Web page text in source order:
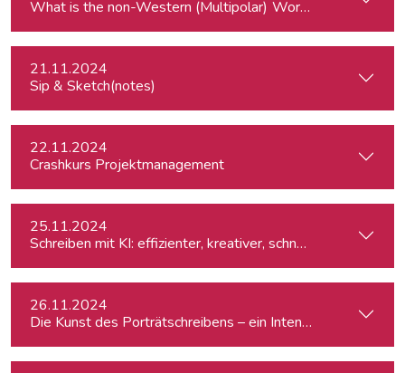
What is
21.11.2024
Sip & Sketch(notes)
22.11.2024
Crashkurs Projektmanagement
25.11.2024
Schreiben mit KI: effizienter, kreativer, schneller
26.11.2024
Die Kunst des Porträtschreibens – ein Intensiv-Workshop